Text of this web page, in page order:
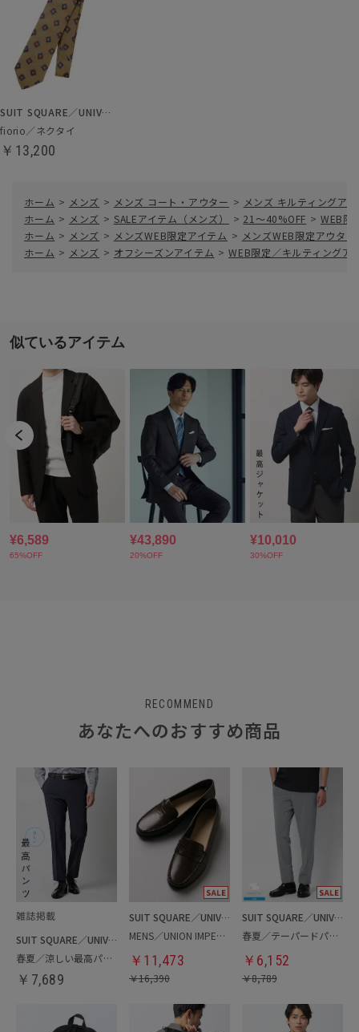
SUIT SQUARE／UNIVERSAL LANGUAGE
fiorio／ネクタイ
￥13,200
ホーム > メンズ > メンズ コート・アウター > メンズ キルティングア
ホーム > メンズ > SALEアイテム（メンズ） > 21～40%OFF > WEB限
ホーム > メンズ > メンズWEB限定アイテム > メンズWEB限定アウタ
ホーム > メンズ > オフシーズンアイテム > WEB限定／キルティングア
RECOMMEND
あなたへのおすすめ商品
SUIT SQUARE／UNIVERSAL LANGUAGE
春夏／涼しい最高パンツ
￥ 7,689
SUIT SQUARE／UNIVERSAL LANGUAGE
MENS／UNION IMPERIAL監修／コインローファー
￥ 11,473
￥16,390
SUIT SQUARE／UNIVERSAL LANGUAGE
春夏／テーパードパンツ
￥ 6,152
￥8,789